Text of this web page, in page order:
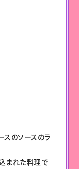
スのソースのラ
まれた料理で